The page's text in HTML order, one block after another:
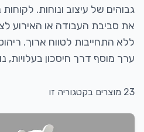
גבוהים של עיצוב ונוחות.
את סביבת העבודה או האירוע
ללא התחייבות לטווח ארוך.
ערך מוסף דרך חיסכון בעלויות,
23 מוצרים בקטגוריה זו